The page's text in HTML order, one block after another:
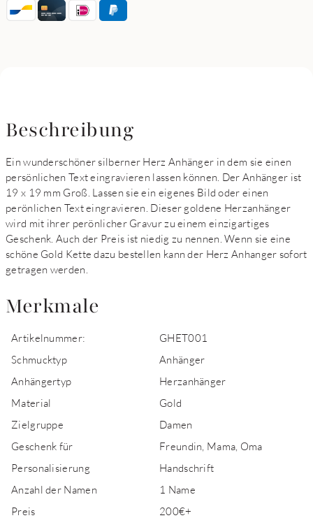
Beschreibung
Ein wunderschöner silberner Herz Anhänger in dem sie einen
persönlichen Text eingravieren lassen können. Der Anhänger ist
19 x 19 mm Groß. Lassen sie ein eigenes Bild oder einen
perönlichen Text eingravieren. Dieser goldene Herzanhänger
wird mit ihrer perönlicher Gravur zu einem einzigartiges
Geschenk. Auch der Preis ist niedig zu nennen. Wenn sie eine
schöne Gold Kette dazu bestellen kann der Herz Anhanger sofort
getragen werden.
Merkmale
Artikelnummer:
GHET001
Schmucktyp
Anhänger
Anhängertyp
Herzanhänger
Material
Gold
Zielgruppe
Damen
Geschenk für
Freundin, Mama, Oma
Personalisierung
Handschrift
Anzahl der Namen
1 Name
Preis
200€+